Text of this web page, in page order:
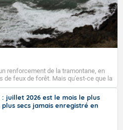
renforcement de la tramontane, en
de feux de forêt. Mais qu'est-ce que la
? La tramontane est un
nord-ouest à nord, ou ouest à nord-
à la vallée de l’Aude et à
ce vent vient du latin trasmontanus,
aux régions montagneuses
juillet 2026 est le mois le plus
secs jamais enregistré en